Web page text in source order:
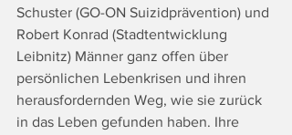
Schuster (GO-ON Suizidprävention) und
Robert Konrad (Stadtentwicklung
Leibnitz) Männer ganz offen über
persönlichen Lebenkrisen und ihren
herausfordernden Weg, wie sie zurück
in das Leben gefunden haben. Ihre